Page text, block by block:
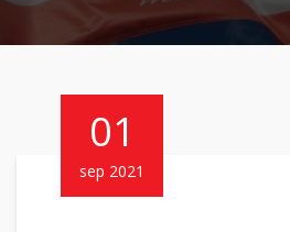
01
sep 2021